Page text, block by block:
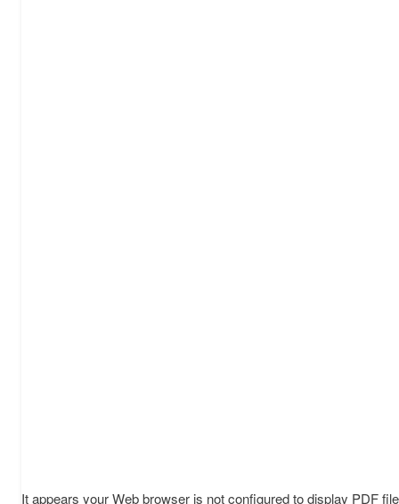
It appears your Web browser is not configured to display PDF